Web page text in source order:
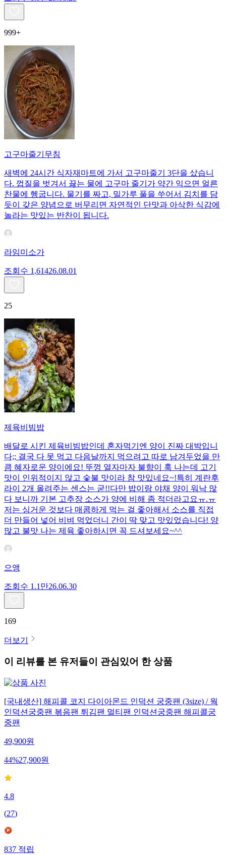
999+
고구마줄기무침
새벽에 24시간 식자재마트에 가서 고구마줄기 3단을 샀습니
다. 껍질을 벗겨서 끓는 물에 고구마 줄기가 약간 익으면 얼른
찬물에 헹굽니다. 물기를 짜고, 밀가루 풀을 쑤어서 김치를 담
듯이 갖은 양념으로 버무리면 자연적인 단맛과 아삭한 식감에
놀라는 맛있는 반찬이 됩니다.
라임미소가
조회수 1,61426.08.01
25
제육비빔밥
배달로 시킨 제육비빔밥인데 혼자먹기엔 양이 진짜 대박입니
다;; 결국 다 못 먹고 다음날까지 먹으려고 따로 남겨두었을 만
큼 혜자로운 양이에요! 뚜껑 열자마자 불향이 훅 나는데 고기
맛이 인위적이지 않고 숯불 맛이라 참 맛있네요~!특히 계란후
라이 2개 올려주는 센스는 굳!! ​다만 밥이랑 야채 양이 워낙 많
다 보니까 기본 고추장 소스가 양에 비해 좀 적더라고요ㅠ.ㅠ
저는 싱거운 것보다 매콤하게 먹는 걸 좋아해서 소스를 직접
더 만들어 넣어 비벼 먹었더니 간이 딱 맞고 맛있었습니다! 양
많고 불맛 나는 제육 좋아하시면 꼭 드셔보세요~^^
으앵
조회수 1.1만26.06.30
169
더보기
이 리뷰를 본 유저들이 관심있어 한 상품
[국내생산] 해피콜 코지 다이아몬드 인덕션 궁중팬 (3size) / 웍
인덕션궁중팬 볶음팬 튀김팬 멀티팬 인덕션궁중팬 해피콜궁
중팬
49,900원
44%27,900원
4.8
(27)
837 적립